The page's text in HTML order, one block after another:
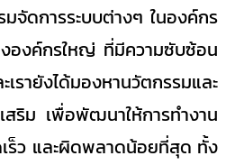
จัดการระบบต่างๆ ในองค์กร
องค์กรใหญ่ ที่มีความซับซ้อน
รายังได้มองหานวัตกรรมและ
เสริม เพื่อพัฒนาให้การทำงาน
ร็ว และผิดพลาดน้อยที่สุด ทั้ง